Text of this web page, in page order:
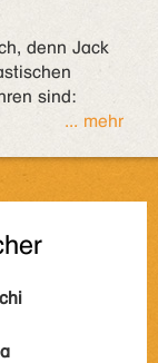
denn Jack
sind:
... mehr